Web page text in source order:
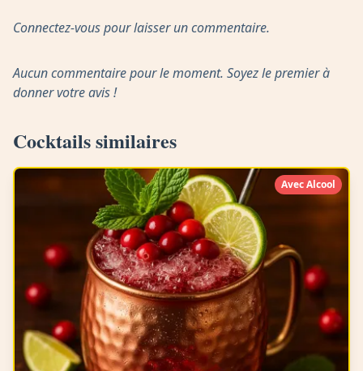
Connectez-vous pour laisser un commentaire.
Aucun commentaire pour le moment. Soyez le premier à
donner votre avis !
Cocktails similaires
Avec Alcool